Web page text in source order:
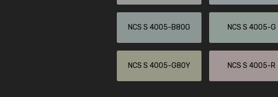
NCS S 4005-B80G NCS S 4005-G
NCS S 4005-G80Y NCS S 4005-R